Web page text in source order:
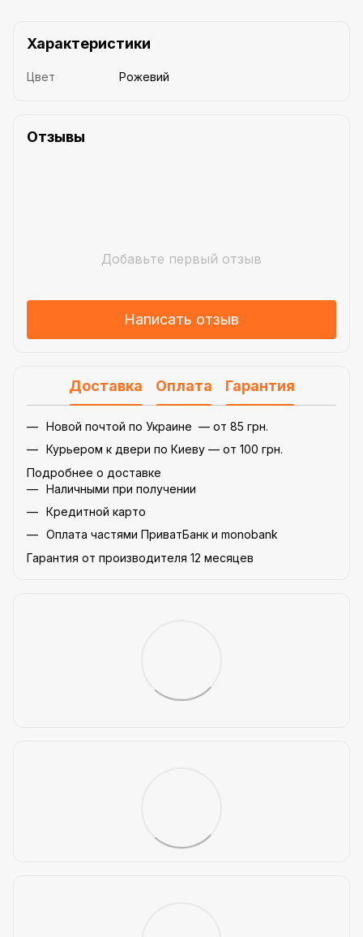
Характеристики
Цвет Рожевий
Отзывы
Добавьте первый отзыв
Написать отзыв
Доставка Оплата Гарантия
Новой почтой по Украине — от 85 грн.
Курьером к двери по Киеву — от 100 грн.
Подробнее о доставке
Наличными при получении
Кредитной карто
Оплата частями ПриватБанк и monobank
Гарантия от производителя 12 месяцев